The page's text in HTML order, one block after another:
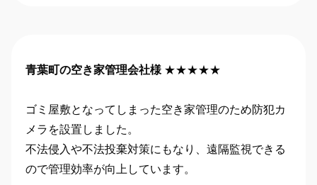
青葉町の空き家管理会社様 ★★★★★
ゴミ屋敷となってしまった空き家管理のため防犯カ
メラを設置しました。
不法侵入や不法投棄対策にもなり、遠隔監視できる
ので管理効率が向上しています。